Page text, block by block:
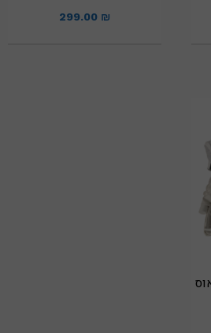
299.00 ₪